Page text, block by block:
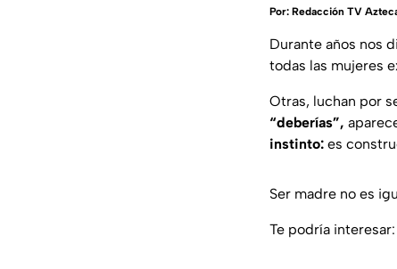
Por: Redacción TV
Durante años nos
todas las mujeres
Otras, luchan por
“deberías”,
instinto: es
Ser madre no es
Te podría interesar: